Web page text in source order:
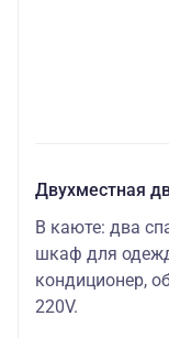
Двухместная
В каюте: два
шкаф для
кондиционер,
220V.